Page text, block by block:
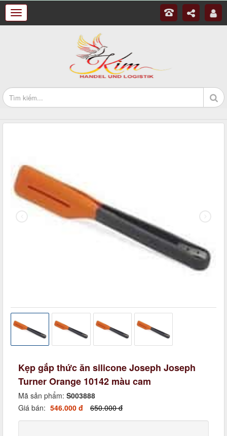
Kẹp gắp thức ăn silicone Joseph Joseph
Turner Orange 10142 màu cam
Mã sản phẩm: S003888
Giá bán: 546.000 đ 650.000 đ